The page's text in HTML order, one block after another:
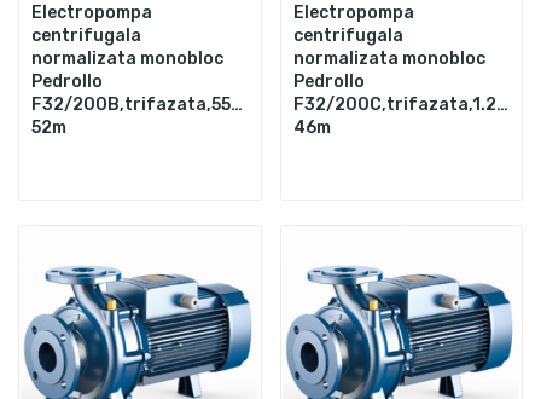
Electropompa
centrifugala
normalizata monobloc
Pedrollo
F32/200B,trifazata,5500W,500L/min,Hmax.
52m
Electropompa
centrifugala
normalizata monobloc
Pedrollo
F32/
46m